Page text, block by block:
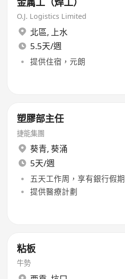
金属工（焊工）
O.J. Logistics Limited
北區, 上水
5.5天/週
提供住宿，元朗
塑膠部主任
捷能集團
葵青, 葵涌
5天/週
五天工作周，享有銀行假期
提供醫療計劃
粘板
牛勢